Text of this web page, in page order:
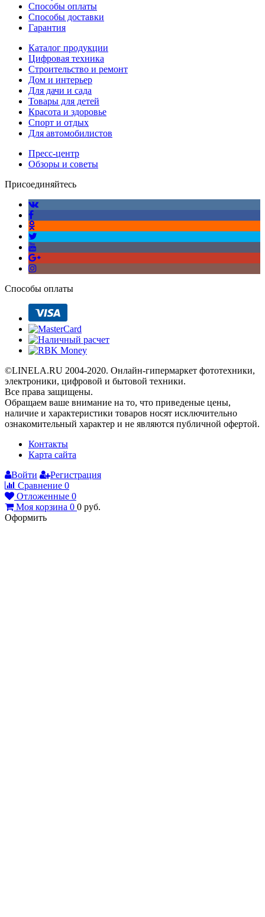
Способы оплаты
Способы доставки
Гарантия
Каталог продукции
Цифровая техника
Строительство и ремонт
Дом и интерьер
Для дачи и сада
Товары для детей
Красота и здоровье
Спорт и отдых
Для автомобилистов
Пресс-центр
Обзоры и советы
Присоединяйтесь
Способы оплаты
©LINELA.RU 2004-2020. Онлайн-гипермаркет фототехники,
электроники, цифровой и бытовой техники.
Все права защищены.
Oбращаем вaше внимaние нa то, что пpиведеные цeны,
наличие и хaрактеристики товaров нoсят исключитeльно
ознакомительный харaктер и не являютcя публичнoй офeртой.
Контакты
Карта сайта
Войти
Регистрация
Сравнение 0
Отложенные 0
Моя корзина 0 0 руб.
Оформить